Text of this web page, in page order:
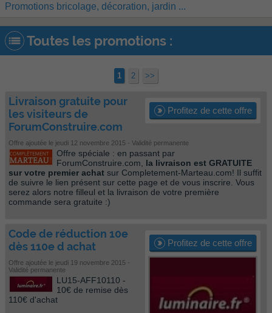
Promotions bricolage, décoration, jardin ...
Toutes les promotions :
1 2 >>
Profitez de cette offre
Livraison gratuite pour
les visiteurs de
ForumConstruire.com
Offre ajoutée le jeudi 12 novembre 2015 - Validité permanente
Offre spéciale : en passant par
ForumConstruire.com, la livraison est GRATUITE
sur votre premier achat sur Completement-Marteau.com! Il suffit
de suivre le lien présent sur cette page et de vous inscrire. Vous
serez alors notre filleul et la livraison de votre première
commande sera gratuite :)
Profitez de cette offre
Code de réduction 10e
dès 110e d achat
Offre ajoutée le jeudi 19 novembre 2015 -
Validité permanente
LU15-AFF10110 -
10€ de remise dès
110€ d'achat